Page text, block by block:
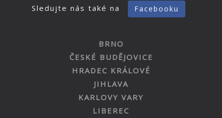
Sledujte nás také na Facebooku
BRNO
ČESKÉ BUDĚJOVICE
HRADEC KRÁLOVÉ
JIHLAVA
KARLOVY VARY
LIBEREC